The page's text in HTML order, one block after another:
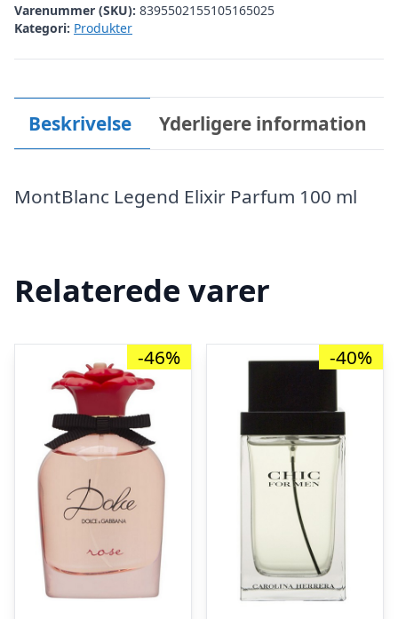
Varenummer (SKU): 8395502155105165025
Kategori: Produkter
Beskrivelse Yderligere information
MontBlanc Legend Elixir Parfum 100 ml
Relaterede varer
-46% -40%